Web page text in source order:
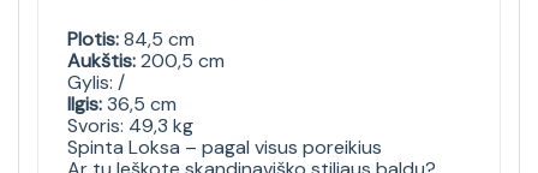
Plotis:84,5 cm
Aukštis:200,5 cm
Gylis: /
Ilgis:36,5 cm
Svoris: 49,3 kg
Spinta Loksa – pagal visus poreikius